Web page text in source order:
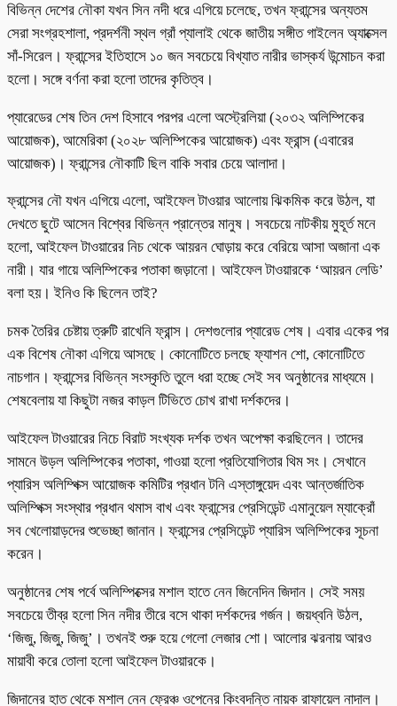
বিভিন্ন দেশের নৌকা যখন সিন নদী ধরে এগিয়ে চলেছে, তখন ফ্রান্সের অন্যতম
সেরা সংগ্রহশালা, প্রদর্শনী স্থল গ্রাঁ প্যালাই থেকে জাতীয় সঙ্গীত গাইলেন অ্যাক্সেল
সাঁ-সিরেল। ফ্রান্সের ইতিহাসে ১০ জন সবচেয়ে বিখ্যাত নারীর ভাস্কর্য উন্মোচন করা
হলো। সঙ্গে বর্ণনা করা হলো তাদের কৃতিত্ব।
প্যারেডের শেষ তিন দেশ হিসাবে পরপর এলো অস্ট্রেলিয়া (২০৩২ অলিম্পিকের
আয়োজক), আমেরিকা (২০২৮ অলিম্পিকের আয়োজক) এবং ফ্রান্স (এবারের
আয়োজক)। ফ্রান্সের নৌকাটি ছিল বাকি সবার চেয়ে আলাদা।
ফ্রান্সের নৌ যখন এগিয়ে এলো, আইফেল টাওয়ার আলোয় ঝিকমিক করে উঠল, যা
দেখতে ছুটে আসেন বিশ্বের বিভিন্ন প্রান্তের মানুষ। সবচেয়ে নাটকীয় মুহূর্ত মনে
হলো, আইফেল টাওয়ারের নিচ থেকে আয়রন ঘোড়ায় করে বেরিয়ে আসা অজানা এক
নারী। যার গায়ে অলিম্পিকের পতাকা জড়ানো। আইফেল টাওয়ারকে ‘আয়রন লেডি’
বলা হয়। ইনিও কি ছিলেন তাই?
চমক তৈরির চেষ্টায় ত্রুটি রাখেনি ফ্রান্স। দেশগুলোর প্যারেড শেষ। এবার একের পর
এক বিশেষ নৌকা এগিয়ে আসছে। কোনোটিতে চলছে ফ্যাশন শো, কোনোটিতে
নাচগান। ফ্রান্সের বিভিন্ন সংস্কৃতি তুলে ধরা হচ্ছে সেই সব অনুষ্ঠানের মাধ্যমে।
শেষবেলায় যা কিছুটা নজর কাড়ল টিভিতে চোখ রাখা দর্শকদের।
আইফেল টাওয়ারের নিচে বিরাট সংখ্যক দর্শক তখন অপেক্ষা করছিলেন। তাদের
সামনে উড়ল অলিম্পিকের পতাকা, গাওয়া হলো প্রতিযোগিতার থিম সং। সেখানে
প্যারিস অলিম্পিক্স আয়োজক কমিটির প্রধান টনি এস্তাঙ্গুয়েদ এবং আন্তর্জাতিক
অলিম্পিক্স সংস্থার প্রধান থমাস বাখ এবং ফ্রান্সের প্রেসিডেন্ট এমানুয়েল ম্যাক্রোঁ
সব খেলোয়াড়দের শুভেচ্ছা জানান। ফ্রান্সের প্রেসিডেন্ট প্যারিস অলিম্পিকের সূচনা
করেন।
অনুষ্ঠানের শেষ পর্বে অলিম্পিক্সের মশাল হাতে নেন জিনেদিন জিদান। সেই সময়
সবচেয়ে তীব্র হলো সিন নদীর তীরে বসে থাকা দর্শকদের গর্জন। জয়ধ্বনি উঠল,
‘জিজু, জিজু, জিজু’। তখনই শুরু হয়ে গেলো লেজার শো। আলোর ঝরনায় আরও
মায়াবী করে তোলা হলো আইফেল টাওয়ারকে।
জিদানের হাত থেকে মশাল নেন ফ্রেঞ্চ ওপেনের কিংবদন্তি নায়ক রাফায়েল নাদাল।